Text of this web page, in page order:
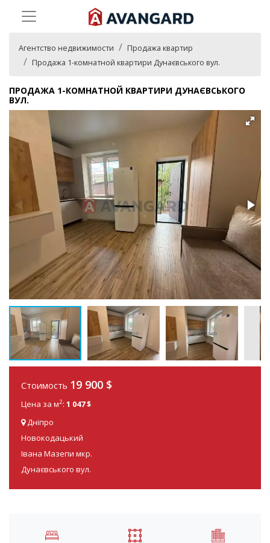
Агентство недвижимости
Продажа квартир
Продажа 1-комнатной квартири Дунаєвського вул.
ПРОДАЖА 1-КОМНАТНОЙ КВАРТИРИ ДУНАЄВСЬКОГО
ВУЛ.
Стоимость 19 900 $
Цена за м2: 1 047 $
Дніпро
Новокодацький
Івана Мазепи мкр.
Дунаєвського вул.